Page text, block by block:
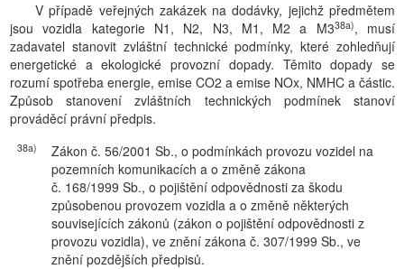
V případě veřejných zakázek na dodávky, jejichž předmětem
jsou vozidla kategorie N1, N2, N3, M1, M2 a M338a), musí
zadavatel stanovit zvláštní technické podmínky, které zohledňují
energetické a ekologické provozní dopady. Těmito dopady se
rozumí spotřeba energie, emise CO2 a emise NOx, NMHC a částic.
Způsob stanovení zvláštních technických podmínek stanoví
prováděcí právní předpis.
38a)
Zákon č. 56/2001 Sb., o podmínkách provozu vozidel na
pozemních komunikacích a o změně zákona
č. 168/1999 Sb., o pojištění odpovědnosti za škodu
způsobenou provozem vozidla a o změně některých
souvisejících zákonů (zákon o pojištění odpovědnosti z
provozu vozidla), ve znění zákona č. 307/1999 Sb., ve
znění pozdějších předpisů.